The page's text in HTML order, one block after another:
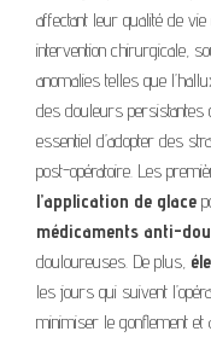
affectant leur qualité de
intervention chirurgicale,
anomalies telles que
des douleurs persistantes
essentiel d’adopter des
post-opératoire. Les
l’application de glace
médicaments anti-
douloureuses. De plus,
les jours qui suivent
minimiser le gonflement